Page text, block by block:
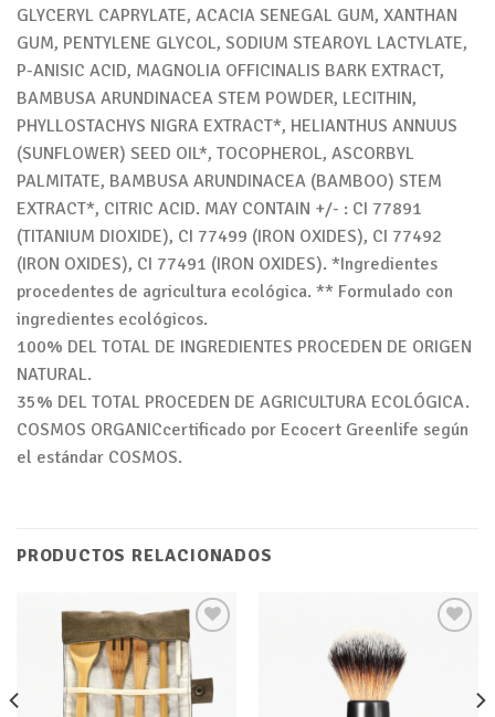
GLYCERYL CAPRYLATE, ACACIA SENEGAL GUM, XANTHAN
GUM, PENTYLENE GLYCOL, SODIUM STEAROYL LACTYLATE,
P-ANISIC ACID, MAGNOLIA OFFICINALIS BARK EXTRACT,
BAMBUSA ARUNDINACEA STEM POWDER, LECITHIN,
PHYLLOSTACHYS NIGRA EXTRACT*, HELIANTHUS ANNUUS
(SUNFLOWER) SEED OIL*, TOCOPHEROL, ASCORBYL
PALMITATE, BAMBUSA ARUNDINACEA (BAMBOO) STEM
EXTRACT*, CITRIC ACID. MAY CONTAIN +/- : CI 77891
(TITANIUM DIOXIDE), CI 77499 (IRON OXIDES), CI 77492
(IRON OXIDES), CI 77491 (IRON OXIDES). *Ingredientes
procedentes de agricultura ecológica. ** Formulado con
ingredientes ecológicos.
100% DEL TOTAL DE INGREDIENTES PROCEDEN DE ORIGEN
NATURAL.
35% DEL TOTAL PROCEDEN DE AGRICULTURA ECOLÓGICA.
COSMOS ORGANICcertificado por Ecocert Greenlife según
el estándar COSMOS.
PRODUCTOS RELACIONADOS
Añadir
a tu